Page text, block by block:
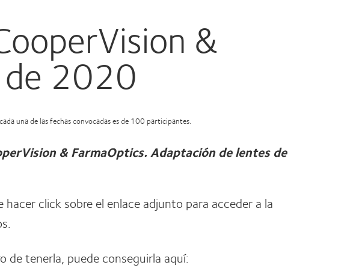
&
2020
una de las fechas convocadas es de 100 participantes.
& FarmaOptics. Adaptación de lentes de
click sobre el enlace adjunto para acceder a la
de tenerla, puede conseguirla aquí: